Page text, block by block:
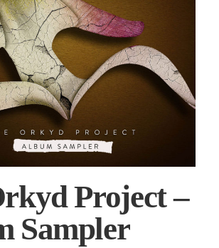
Project –
Sampler